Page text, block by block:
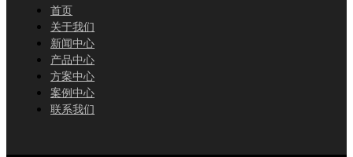
首页
关于我们
新闻中心
产品中心
方案中心
案例中心
联系我们